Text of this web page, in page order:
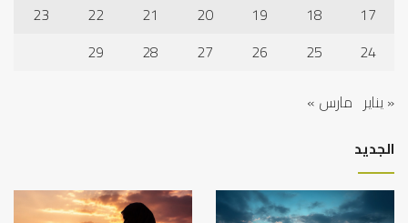
17
18
19
20
21
22
23
24
25
26
27
28
29
« يناير مارس »
الجديد